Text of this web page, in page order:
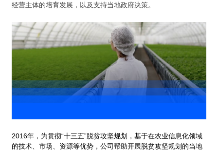
经营主体的培育发展，以及支持当地政府决策。
2016年，为贯彻“十三五”脱贫攻坚规划，基于在农业信息化领域
的技术、市场、资源等优势，公司帮助开展脱贫攻坚规划的当地